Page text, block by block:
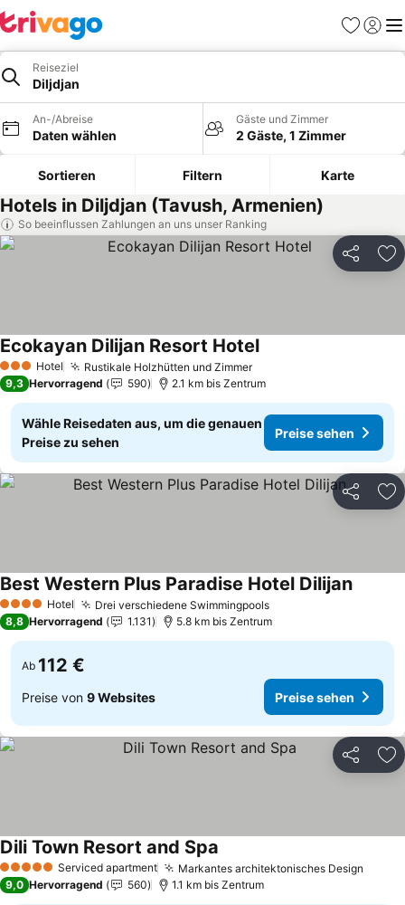
Favoriten
Reiseziel
Diljdjan
An-/Abreise
Daten wählen
Gäste und Zimmer
2 Gäste, 1 Zimmer
Sortieren Filtern Karte
Hotels in Diljdjan (Tavush, Armenien)
So beeinflussen Zahlungen an uns unser Ranking
Teilen
3 SterneHotel Rustikale Holzhütten und ZimmerPreise sehen
Ecokayan Dilijan Resort HotelPreise sehen
9,3 Hervorragend 590 2.1 km bis Zentrum
Wähle Reisedaten aus, um die genauen
Preise zu sehen
Preise sehen
Teilen
4 Sterne Hotel Drei verschiedene SwimmingpoolsPreise sehen
Best Western Plus Paradise Hotel DilijanPreise
8,8 Hervorragend 1.131 5.8 km bis Zentrum
Ab 112 €
Preise von 9 Websites Preise sehen
Teilen
5 Sterne Serviced apartment Markantes architektonisches Design
Dili Town Resort and Spa
9,0 Hervorragend 560 1.1 km bis Zentrum